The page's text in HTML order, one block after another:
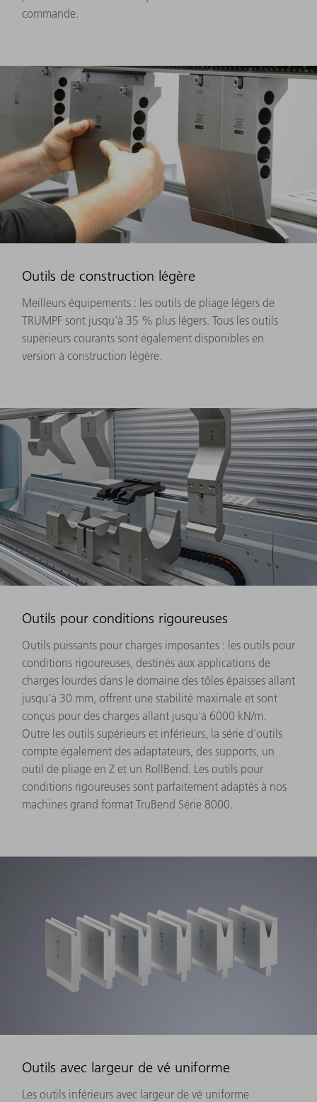
commande.
Outils de construction légère
Meilleurs équipements : les outils de pliage légers de
TRUMPF sont jusqu'à 35 % plus légers. Tous les outils
supérieurs courants sont également disponibles en
version à construction légère.
Outils pour conditions rigoureuses
Outils puissants pour charges imposantes : les outils pour
conditions rigoureuses, destinés aux applications de
charges lourdes dans le domaine des tôles épaisses allant
jusqu'à 30 mm, offrent une stabilité maximale et sont
conçus pour des charges allant jusqu'à 6000 kN/m.
Outre les outils supérieurs et inférieurs, la série d'outils
compte également des adaptateurs, des supports, un
outil de pliage en Z et un RollBend. Les outils pour
conditions rigoureuses sont parfaitement adaptés à nos
machines grand format TruBend Série 8000.
Outils avec largeur de vé uniforme
Les outils inférieurs avec largeur de vé uniforme